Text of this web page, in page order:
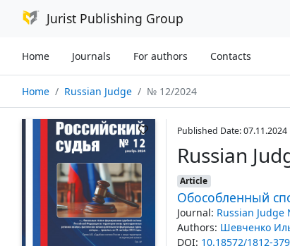
Jurist Publishing Group
Home Journals For authors Contacts
Home Russian Judge № 12/2024
Published Date: 07.11.2024
Russian
Article
Обособленный
Journal: Russian
Authors: Шевченко
DOI: 10.18572/1812-